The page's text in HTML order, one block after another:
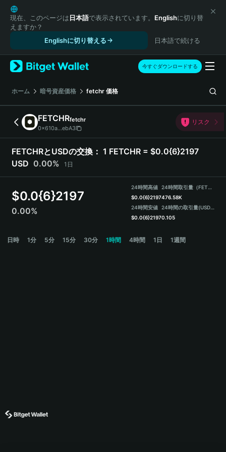
English
日本語
Tiếng Việt
Español (Latinoamérica)
Türkçe
Français
Deutsch
简体中文
繁體中文
Português (Portugal)
Bahasa Indonesia
ภาษาไทย
हिन्दी
Español
Português (Brasil)
現在、このページは日本語で表示されています。 Englishに切り替
えますか？
Englishに切り替える
日本語で続ける
今すぐダウンロードする
ホーム 暗号資産価格 fetchr 価格
FETCHRfetchr
0x610a...ebA3
リスク
FETCHRとUSDの交換： 1 FETCHR = $0.0{6}2197
USD 0.00% 1日
$0.0{6}2197
0.00%
24時間高値
$0.0{6}2197
24時間安値
$0.0{6}2197
24時間取引量（FETCHR）
476.58K
24時間の取引量(USDT)
0.105
日時 1分 5分 15分 30分 1時間 4時間 1日 1週間